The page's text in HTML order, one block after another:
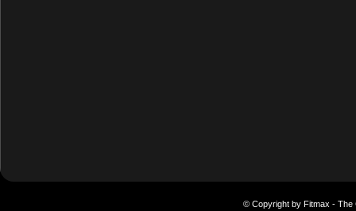
© Copyright by Fitmax - The